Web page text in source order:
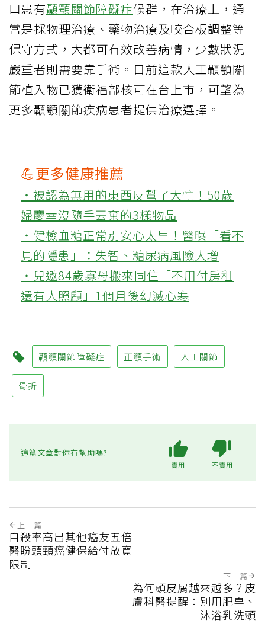
口患有顳顎關節障礙症候群，在治療上，通
常是採物理治療、藥物治療及咬合板調整等
保守方式，大都可有效改善病情，少數狀況
嚴重者則需要靠手術。目前這款人工顳顎關
節植入物已獲衛福部核可在台上市，可望為
更多顳顎關節疾病患者提供治療選擇。
💪更多健康推薦
‧被認為無用的東西反幫了大忙！50歲
婦慶幸沒隨手丟棄的3樣物品
‧健檢血糖正常別安心太早！醫曝「看不
見的隱患」：失智、糖尿病風險大增
‧兒邀84歲寡母搬來同住「不用付房租
還有人照顧」1個月後幻滅心寒
顳顎關節障礙症 正顎手術 人工關節
骨折
這篇文章對你有幫助嗎?
實用 不實用
上一篇
自殺率高出其他癌友五倍
醫盼頭頸癌健保給付放寬
限制
下一篇
為何頭皮屑越來越多？皮
膚科醫提醒：別用肥皂、
沐浴乳洗頭